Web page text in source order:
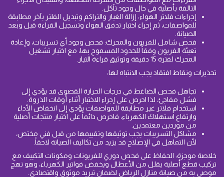
التالفة بأصلية في حال وجود تآكل.
إجراءات فلاتر الهواء: إزالة الغبار والتراكم وتبديل الفلتر بآخر مطابقة
للمواصفات، ثم إجراء اختبار تدفق الهواء وتسجيل القراءة قبل وبعد
الصيانة.
فحص شامل للفريون والمحرك: فحص وجود أي تسريبات، وإعادة
تعبئة الفريون وفقاً للحدود المسموح بها، مع اختبار تشغيل
المحرك لفترة 15 دقيقة وتوثيق قراءة التيار.
تحذيرات ونقاط افتقاد يجب الانتباه لها:
تجاهل فحص الضاغط في درجات الحرارة القصوى قد يؤدي إلى
فشل مفاجئ، لذا احرص على إجراء الاختبار أثناء أوقات الذروة.
استخدام فلاتر غير مطابقة للمواصفات يؤدي إلى انخفاض الأداء
وارتفاع استهلاك الكهرباء، فاحرص دائماً على اختيار منتجات أصلية
من موردين معتمدين.
مشاكل التسريبات يجب توثيقها وتقييمها من قبل فني مختص،
لأن التماهل في الإصلاح قد يزيد من تكاليف الصيانة لاحقاً.
خلاصة موجزة: الحفاظ على فحص دوري للفريونات ومكونات التكييف مع
تركيب قطع أصلية يقلل من الأعطال ويخفض فواتير الكهرباء، وهو نهج
موصى به من صيانة منازل الرياض لضمان تبريد موثوق واقتصادي.